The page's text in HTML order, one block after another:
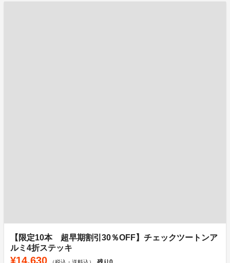
【限定10本 超早期割引30％OFF】チェックツートンア
ルミ4折ステッキ
¥14,630 （税込・送料込）